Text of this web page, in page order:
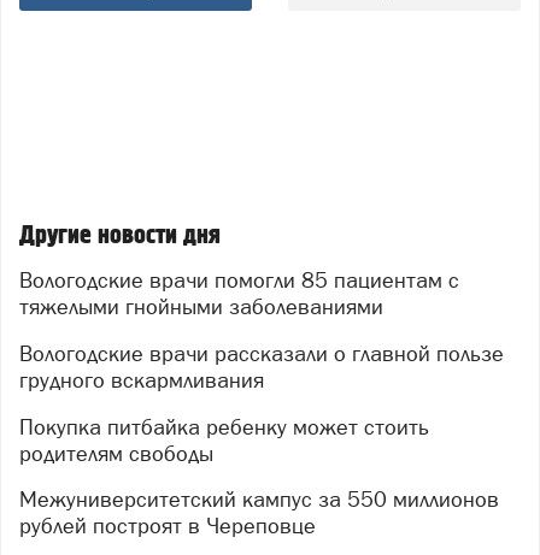
Другие новости дня
Вологодские врачи помогли 85 пациентам с
тяжелыми гнойными заболеваниями
Вологодские врачи рассказали о главной пользе
грудного вскармливания
Покупка питбайка ребенку может стоить
родителям свободы
Межуниверситетский кампус за 550 миллионов
рублей построят в Череповце